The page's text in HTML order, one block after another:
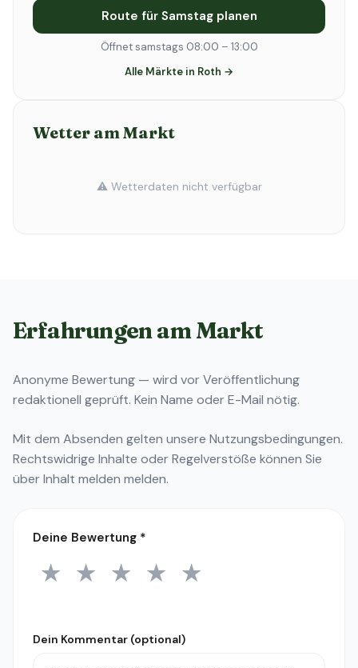
Route für Samstag planen
Öffnet samstags 08:00 – 13:00
Alle Märkte in Roth →
Wetter am Markt
⚠️ Wetterdaten nicht verfügbar
Erfahrungen am Markt
Anonyme Bewertung — wird vor Veröffentlichung
redaktionell geprüft. Kein Name oder E-Mail nötig.
Mit dem Absenden gelten unsere Nutzungsbedingungen.
Rechtswidrige Inhalte oder Regelverstöße können Sie
überInhalt melden melden.
Deine Bewertung *
1 Stern
★ 2 Sterne
★ 3 Sterne
★ 4 Sterne
★ 5 Sterne
★
Dein Kommentar (optional)